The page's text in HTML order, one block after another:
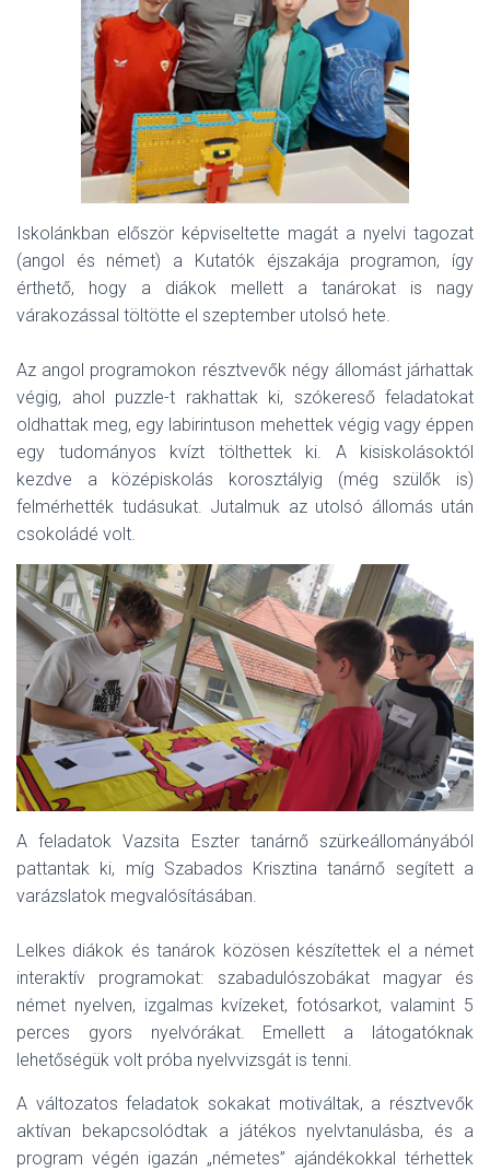
Iskolánkban először képviseltette magát a nyelvi tagozat
(angol és német) a Kutatók éjszakája programon, így
érthető, hogy a diákok mellett a tanárokat is nagy
várakozással töltötte el szeptember utolsó hete.
Az angol programokon résztvevők négy állomást járhattak
végig, ahol puzzle-t rakhattak ki, szókereső feladatokat
oldhattak meg, egy labirintuson mehettek végig vagy éppen
egy tudományos kvízt tölthettek ki. A kisiskolásoktól
kezdve a középiskolás korosztályig (még szülők is)
felmérhették tudásukat. Jutalmuk az utolsó állomás után
csokoládé volt.
A feladatok Vazsita Eszter tanárnő szürkeállományából
pattantak ki, míg Szabados Krisztina tanárnő segített a
varázslatok megvalósításában.
Lelkes diákok és tanárok közösen készítettek el a német
interaktív programokat: szabadulószobákat magyar és
német nyelven, izgalmas kvízeket, fotósarkot, valamint 5
perces gyors nyelvórákat. Emellett a látogatóknak
lehetőségük volt próba nyelvvizsgát is tenni.
A változatos feladatok sokakat motiváltak, a résztvevők
aktívan bekapcsolódtak a játékos nyelvtanulásba, és a
program végén igazán „németes” ajándékokkal térhettek